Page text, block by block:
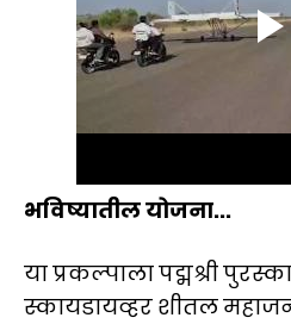
भविष्यातील योजना...
या प्रकल्पाला पद्मश्री
स्कायडायव्हर शीतल